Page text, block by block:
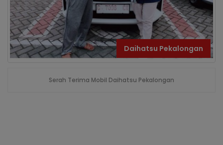
Daihatsu Pekalongan
Serah Terima Mobil Daihatsu Pekalongan